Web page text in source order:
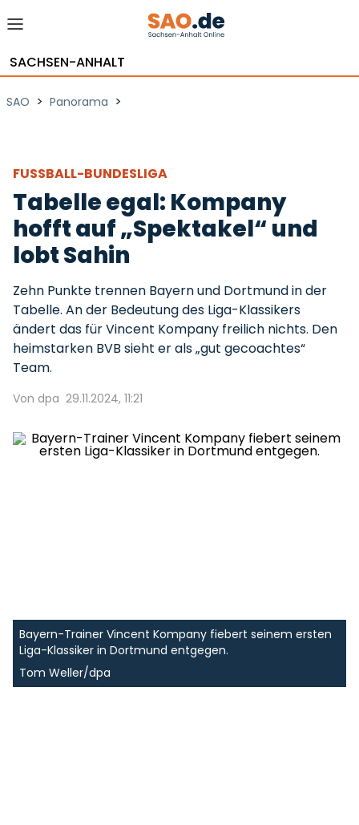
SACHSEN-ANHALT
SAO > Panorama >
FUSSBALL-BUNDESLIGA
Tabelle egal: Kompany
hofft auf „Spektakel“ und
lobt Sahin
Zehn Punkte trennen Bayern und Dortmund in der
Tabelle. An der Bedeutung des Liga-Klassikers
ändert das für Vincent Kompany freilich nichts. Den
heimstarken BVB sieht er als „gut gecoachtes“
Team.
Von dpa 29.11.2024, 11:21
Bayern-Trainer Vincent Kompany fiebert seinem ersten
Liga-Klassiker in Dortmund entgegen.
Tom Weller/dpa